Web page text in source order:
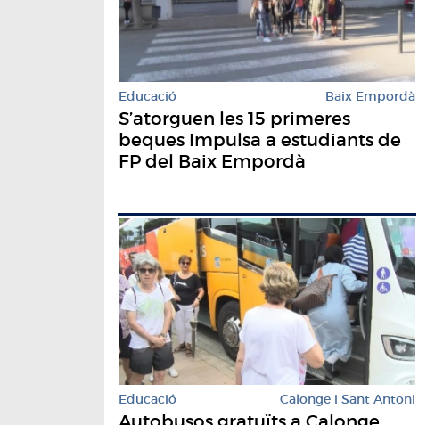
Educació Baix Empordà
S’atorguen les 15 primeres
beques Impulsa a estudiants de
FP del Baix Empordà
Educació Calonge i Sant Antoni